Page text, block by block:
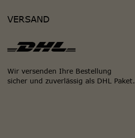
VERSAND
Wir versenden Ihre Bestellung
sicher und zuverlässig als DHL Paket.